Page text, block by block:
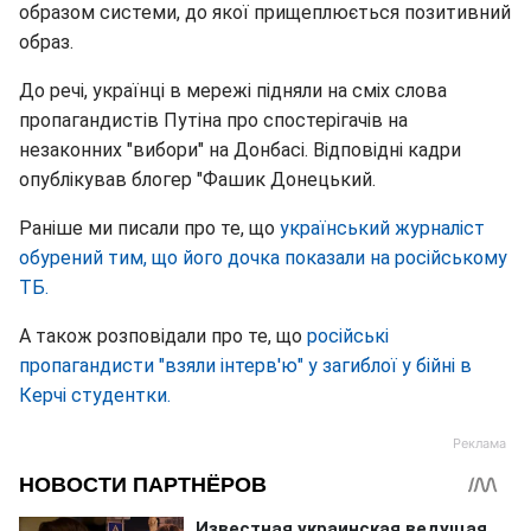
образом системи, до якої прищеплюється позитивний
образ.
До речі, українці в мережі підняли на сміх слова
пропагандистів Путіна про спостерігачів на
незаконних "вибори" на Донбасі. Відповідні кадри
опублікував блогер "Фашик Донецький.
Раніше ми писали про те, що український журналіст
обурений тим, що його дочка показали на російському
ТБ.
А також розповідали про те, що російські
пропагандисти "взяли інтерв'ю" у загиблої у бійні в
Керчі студентки.